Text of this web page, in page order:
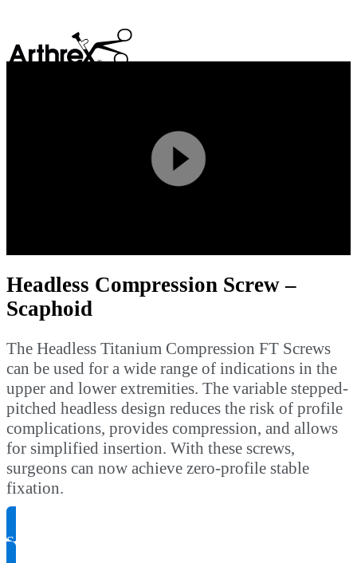
Play
Video
Headless Compression Screw –
Scaphoid
The Headless Titanium Compression FT Screws
can be used for a wide range of indications in the
upper and lower extremities. The variable stepped-
pitched headless design reduces the risk of profile
complications, provides compression, and allows
for simplified insertion. With these screws,
surgeons can now achieve zero-profile stable
fixation.
Solicite informação do produto